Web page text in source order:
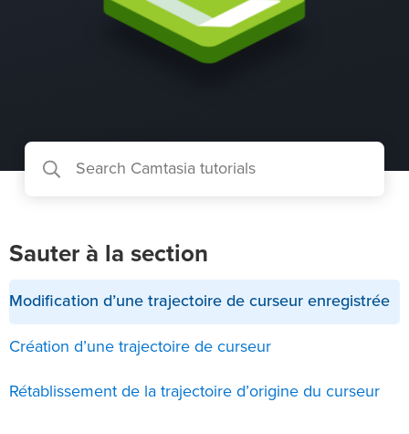
Sauter à la section
Modification d’une trajectoire de curseur enregistrée
Création d’une trajectoire de curseur
Rétablissement de la trajectoire d’origine du curseur